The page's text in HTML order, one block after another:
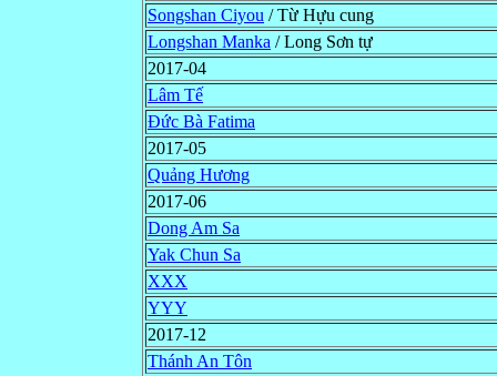
Songshan Ciyou / Từ Hựu cung
Longshan Manka / Long Sơn tự
2017-04
Lâm Tế
Đức Bà Fatima
2017-05
Quảng Hương
2017-06
Dong Am Sa
Yak Chun Sa
XXX
YYY
2017-12
Thánh An Tôn